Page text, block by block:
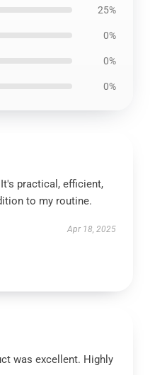
25%
0%
0%
0%
practical, efficient,
to my routine.
Apr 18, 2025
was excellent. Highly